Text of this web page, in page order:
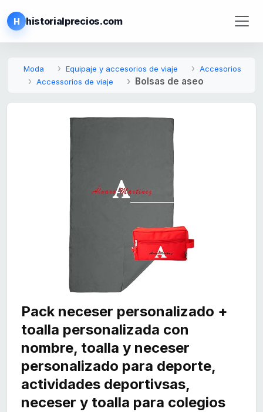
H historialprecios.com
Moda Equipaje y accesorios de viaje
Accesorios
Accessorios de viaje
Bolsas de aseo
Pack neceser personalizado +
toalla personalizada con
nombre, toalla y neceser
personalizado para deporte,
actividades deportivsas,
neceser y toalla para colegios